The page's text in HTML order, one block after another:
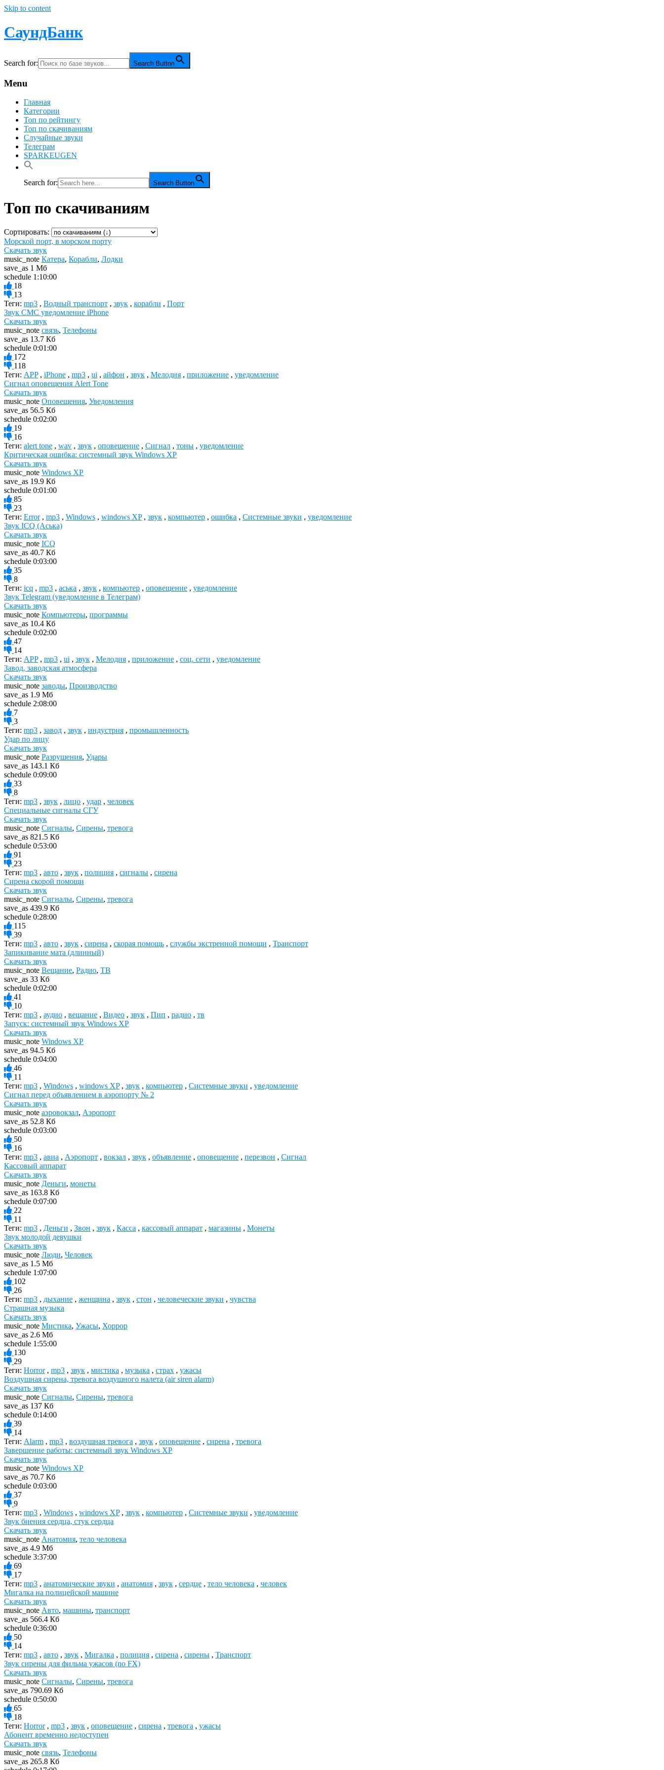
Skip to content
СаундБанк
Search for: Search Button
Menu
Главная
Категории
Топ по рейтингу
Топ по скачиваниям
Случайные звуки
Телеграм
SPARKEUGEN
Search for: Search Button
Топ по скачиваниям
Сортировать:
Морской порт, в морском порту
Скачать звук
music_note Катера, Корабли, Лодки
save_as 1 Мб
schedule 1:10:00
18
13
Теги: mp3 , Водный транспорт , звук , корабли , Порт
Звук СМС уведомление iPhone
Скачать звук
music_note связь, Телефоны
save_as 13.7 Кб
schedule 0:01:00
172
118
Теги: APP, iPhone , mp3 , ui , айфон , звук , Мелодия , приложение , уведомление
Сигнал оповещения Alert Tone
Скачать звук
music_note Оповещения, Уведомления
save_as 56.5 Кб
schedule 0:02:00
19
16
Теги: alert tone , wav , звук , оповещение , Сигнал , тоны , уведомление
Критическая ошибка: системный звук Windows XP
Скачать звук
music_note Windows XP
save_as 19.9 Кб
schedule 0:01:00
85
23
Теги: Error, mp3 , Windows , windows XP, звук , компьютер , ошибка , Системные звуки , уведомление
Звук ICQ (Аська)
Скачать звук
music_note ICQ
save_as 40.7 Кб
schedule 0:03:00
35
8
Теги: icq , mp3 , аська , звук , компьютер , оповещение , уведомление
Звук Telegram (уведомление в Телеграм)
Скачать звук
music_note Компьютеры, программы
save_as 10.4 Кб
schedule 0:02:00
47
14
Теги: APP, mp3 , ui , звук , Мелодия , приложение , соц. сети , уведомление
Завод, заводская атмосфера
Скачать звук
music_note заводы, Производство
save_as 1.9 Мб
schedule 2:08:00
7
3
Теги: mp3 , завод , звук , индустрия , промышленность
Удар по лицу
Скачать звук
music_note Разрушения, Удары
save_as 143.1 Кб
schedule 0:09:00
33
8
Теги: mp3 , звук , лицо , удар , человек
Специальные сигналы СГУ
Скачать звук
music_note Сигналы, Сирены, тревога
save_as 821.5 Кб
schedule 0:53:00
91
23
Теги: mp3 , авто , звук , полиция , сигналы , сирена
Сирена скорой помощи
Скачать звук
music_note Сигналы, Сирены, тревога
save_as 439.9 Кб
schedule 0:28:00
115
39
Теги: mp3 , авто , звук , сирена , скорая помощь , службы экстренной помощи , Транспорт
Запикивание мата (длинный)
Скачать звук
music_note Вещание, Радио, ТВ
save_as 33 Кб
schedule 0:02:00
41
10
Теги: mp3 , аудио , вещание , Видео , звук , Пип , радио , тв
Запуск: системный звук Windows XP
Скачать звук
music_note Windows XP
save_as 94.5 Кб
schedule 0:04:00
46
11
Теги: mp3 , Windows , windows XP, звук , компьютер , Системные звуки , уведомление
Сигнал перед объявлением в аэропорту № 2
Скачать звук
music_note аэровокзал, Аэропорт
save_as 52.8 Кб
schedule 0:03:00
50
16
Теги: mp3 , авиа , Аэропорт , вокзал , звук , объявление , оповещение , перезвон , Сигнал
Кассовый аппарат
Скачать звук
music_note Деньги, монеты
save_as 163.8 Кб
schedule 0:07:00
22
11
Теги: mp3 , Деньги , Звон , звук , Касса , кассовый аппарат , магазины , Монеты
Звук молодой девушки
Скачать звук
music_note Люди, Человек
save_as 1.5 Мб
schedule 1:07:00
102
26
Теги: mp3 , дыхание , женщина , звук , стон , человеческие звуки , чувства
Страшная музыка
Скачать звук
music_note Мистика, Ужасы, Хоррор
save_as 2.6 Мб
schedule 1:55:00
130
29
Теги: Horror, mp3 , звук , мистика , музыка , страх , ужасы
Воздушная сирена, тревога воздушного налета (air siren alarm)
Скачать звук
music_note Сигналы, Сирены, тревога
save_as 137 Кб
schedule 0:14:00
39
14
Теги: Alarm , mp3 , воздушная тревога , звук , оповещение , сирена , тревога
Завершение работы: системный звук Windows XP
Скачать звук
music_note Windows XP
save_as 70.7 Кб
schedule 0:03:00
37
9
Теги: mp3 , Windows , windows XP, звук , компьютер , Системные звуки , уведомление
Звук биения сердца, стук сердца
Скачать звук
music_note Анатомия, тело человека
save_as 4.9 Мб
schedule 3:37:00
69
17
Теги: mp3 , анатомические звуки , анатомия , звук , сердце , тело человека , человек
Мигалка на полицейской машине
Скачать звук
music_note Авто, машины, транспорт
save_as 566.4 Кб
schedule 0:36:00
50
14
Теги: mp3 , авто , звук , Мигалка , полиция , сирена , сирены , Транспорт
Звук сирены для фильма ужасов (no FX)
Скачать звук
music_note Сигналы, Сирены, тревога
save_as 790.69 Кб
schedule 0:50:00
65
18
Теги: Horror, mp3 , звук , оповещение , сирена , тревога , ужасы
Абонент временно недоступен
Скачать звук
music_note связь, Телефоны
save_as 265.8 Кб